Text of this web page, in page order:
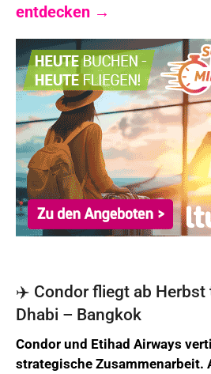
entdecken →
✈️ Condor fliegt ab Herbst
Dhabi – Bangkok
Condor und Etihad Airways
strategische Zusammenarbeit.